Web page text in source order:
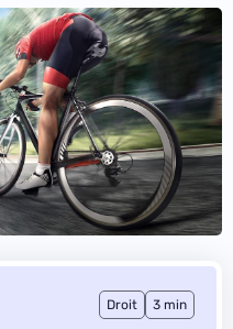
Droit 3 min